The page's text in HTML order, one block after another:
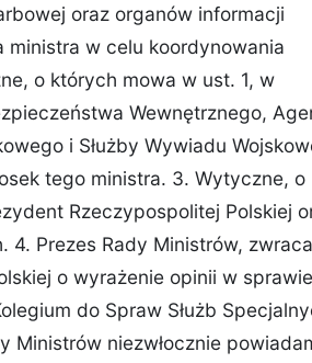
oraz organów informacji
ministra w celu koordynowania
o których mowa w ust. 1, w
Wewnętrznego,
i Służby Wywiadu
tego ministra. 3. Wytyczne, o
Rzeczypospolitej Polskiej
4. Prezes Rady Ministrów,
o wyrażenie opinii w
do Spraw Służb
Ministrów niezwłocznie